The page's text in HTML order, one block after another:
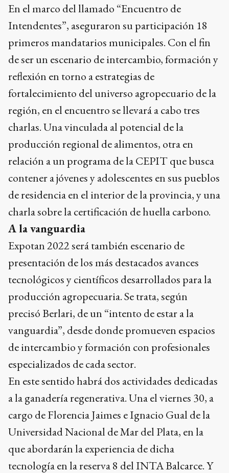
En el marco del llamado “Encuentro de
Intendentes”, aseguraron su participación 18
primeros mandatarios municipales. Con el fin
de ser un escenario de intercambio, formación y
reflexión en torno a estrategias de
fortalecimiento del universo agropecuario de la
región, en el encuentro se llevará a cabo tres
charlas. Una vinculada al potencial de la
producción regional de alimentos, otra en
relación a un programa de la CEPIT que busca
contener a jóvenes y adolescentes en sus pueblos
de residencia en el interior de la provincia, y una
charla sobre la certificación de huella carbono.
A la vanguardia
Expotan 2022 será también escenario de
presentación de los más destacados avances
tecnológicos y científicos desarrollados para la
producción agropecuaria. Se trata, según
precisó Berlari, de un “intento de estar a la
vanguardia”, desde donde promueven espacios
de intercambio y formación con profesionales
especializados de cada sector.
En este sentido habrá dos actividades dedicadas
a la ganadería regenerativa. Una el viernes 30, a
cargo de Florencia Jaimes e Ignacio Gual de la
Universidad Nacional de Mar del Plata, en la
que abordarán la experiencia de dicha
tecnología en la reserva 8 del INTA Balcarce. Y